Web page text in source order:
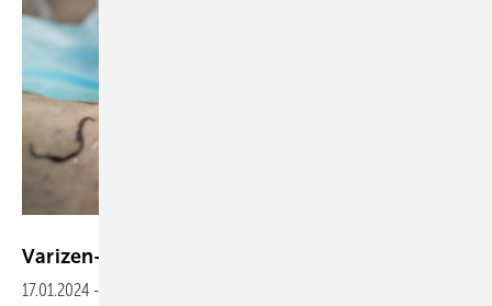
Varizen-OP: Wann ambulant, wann
17.01.2024 -